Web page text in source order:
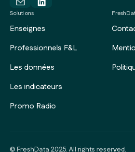
Solutions
Enseignes
Professionnels F&L
Les données
Les indicateurs
Promo Radio
© FreshData 2025. All rights reserved.